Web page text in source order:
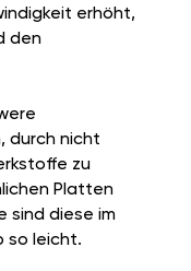
erhöht,
den
durch nicht
zu
Platten
sind diese im
so leicht.